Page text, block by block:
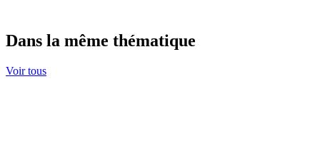
Dans la même thématique
Voir tous